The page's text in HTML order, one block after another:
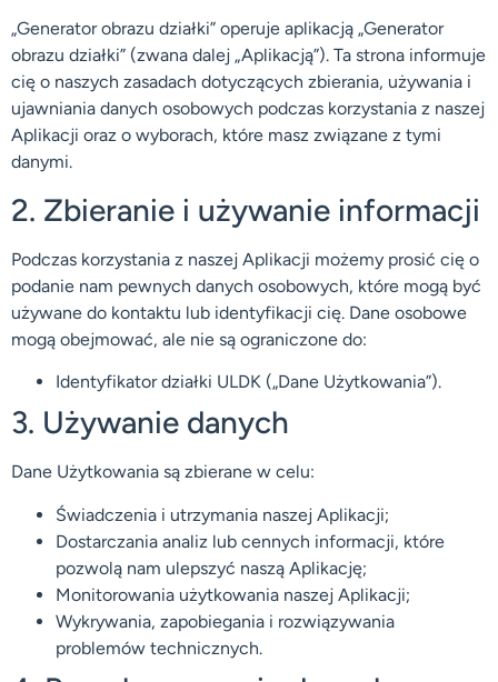
„Generator obrazu działki” operuje aplikacją „Generator
obrazu działki” (zwana dalej „Aplikacją”). Ta strona informuje
cię o naszych zasadach dotyczących zbierania, używania i
ujawniania danych osobowych podczas korzystania z naszej
Aplikacji oraz o wyborach, które masz związane z tymi
danymi.
2. Zbieranie i używanie informacji
Podczas korzystania z naszej Aplikacji możemy prosić cię o
podanie nam pewnych danych osobowych, które mogą być
używane do kontaktu lub identyfikacji cię. Dane osobowe
mogą obejmować, ale nie są ograniczone do:
Identyfikator działki ULDK („Dane Użytkowania”).
3. Używanie danych
Dane Użytkowania są zbierane w celu:
Świadczenia i utrzymania naszej Aplikacji;
Dostarczania analiz lub cennych informacji, które
pozwolą nam ulepszyć naszą Aplikację;
Monitorowania użytkowania naszej Aplikacji;
Wykrywania, zapobiegania i rozwiązywania
problemów technicznych.